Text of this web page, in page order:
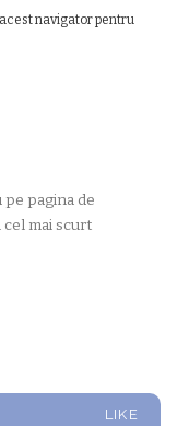
navigator pentru
pagina de
mai scurt
LIKE